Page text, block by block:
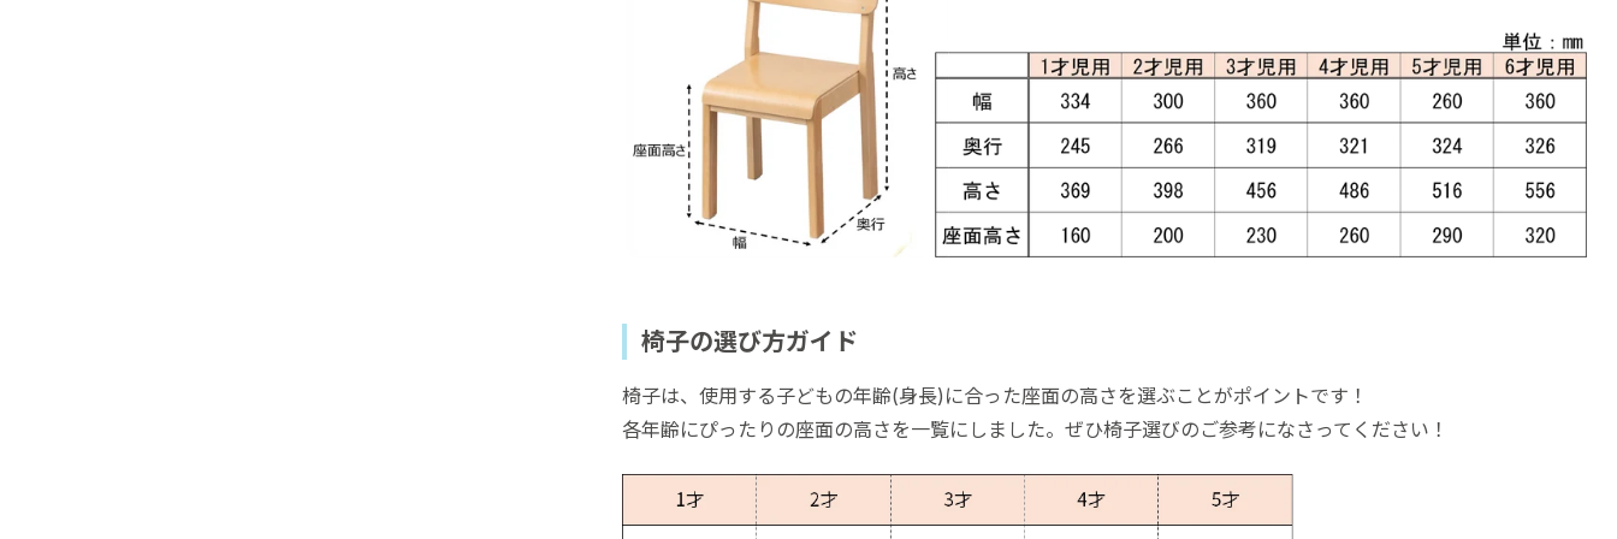
椅子の選び方ガイド
椅子は、使用する子どもの年齢(身長)に合った座面の高さを選ぶことがポイントです！
各年齢にぴったりの座面の高さを一覧にしました。ぜひ椅子選びのご参考になさってください！